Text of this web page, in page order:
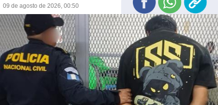
09 de agosto de 2026, 00:50